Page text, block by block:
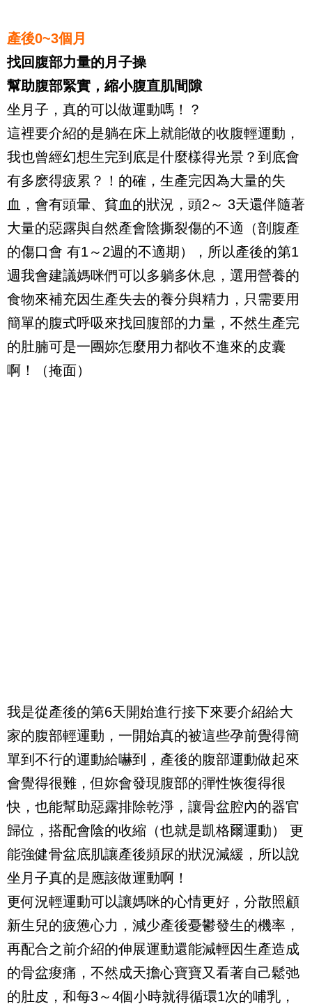
產後0~3個月
找回腹部力量的月子操
幫助腹部緊實，縮小腹直肌間隙
坐月子，真的可以做運動嗎！？
這裡要介紹的是躺在床上就能做的收腹輕運動，
我也曾經幻想生完到底是什麼樣得光景？到底會
有多麽得疲累？！的確，生產完因為大量的失
血，會有頭暈、貧血的狀況，頭2～ 3天還伴隨著
大量的惡露與自然產會陰撕裂傷的不適（剖腹產
的傷口會 有1～2週的不適期），所以產後的第1
週我會建議媽咪們可以多躺多休息，選用營養的
食物來補充因生產失去的養分與精力，只需要用
簡單的腹式呼吸來找回腹部的力量，不然生產完
的肚腩可是一團妳怎麼用力都收不進來的皮囊
啊！（掩面）
我是從產後的第6天開始進行接下來要介紹給大
家的腹部輕運動，一開始真的被這些孕前覺得簡
單到不行的運動給嚇到，產後的腹部運動做起來
會覺得很難，但妳會發現腹部的彈性恢復得很
快，也能幫助惡露排除乾淨，讓骨盆腔內的器官
歸位，搭配會陰的收縮（也就是凱格爾運動） 更
能強健骨盆底肌讓產後頻尿的狀況減緩，所以說
坐月子真的是應該做運動啊！
更何況輕運動可以讓媽咪的心情更好，分散照顧
新生兒的疲憊心力，減少產後憂鬱發生的機率，
再配合之前介紹的伸展運動還能減輕因生產造成
的骨盆痠痛，不然成天擔心寶寶又看著自己鬆弛
的肚皮，和每3～4個小時就得循環1次的哺乳，